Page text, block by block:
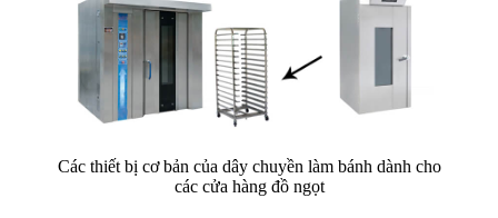
Các thiết bị cơ bản của dây chuyền làm bánh dành cho
các cửa hàng đồ ngọt